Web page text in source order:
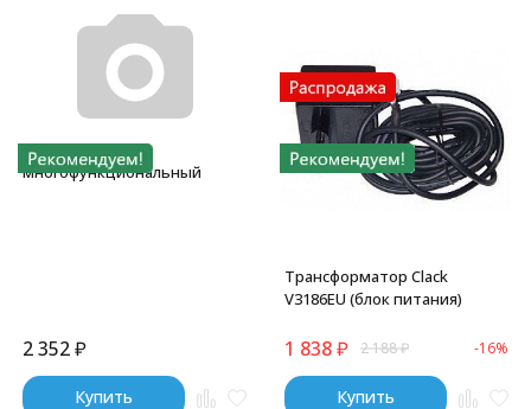
Ключ Clack V3193
многофункциональный
2 352₽
Купить
Трансформатор Clack
V3186EU (блок питания)
1 838₽ 2 188₽ -16%
Купить